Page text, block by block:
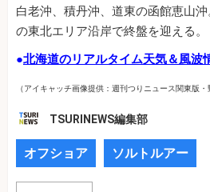
白老沖、積丹沖、道東の函館恵山
の東北エリア沿岸で終盤を迎える。
●北海道のリアルタイム天気＆風波
（アイキャッチ画像提供：週刊つりニュース関東版・
TSURINEWS編集部
オフショア ソルトルアー